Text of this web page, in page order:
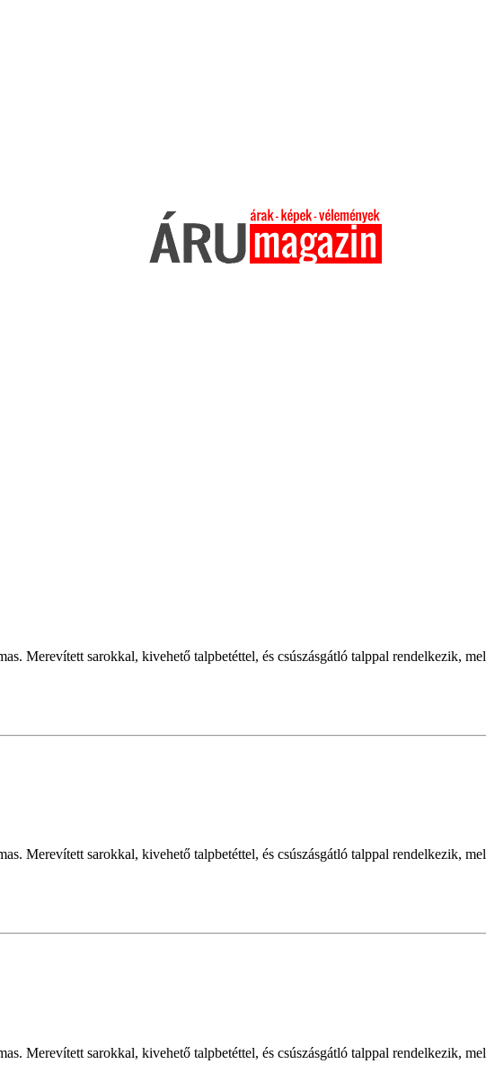
Merevített sarokkal, kivehető talpbetéttel, és csúszásgátló talppal rendelkezik,
Merevített sarokkal, kivehető talpbetéttel, és csúszásgátló talppal rendelkezik,
Merevített sarokkal, kivehető talpbetéttel, és csúszásgátló talppal rendelkezik,